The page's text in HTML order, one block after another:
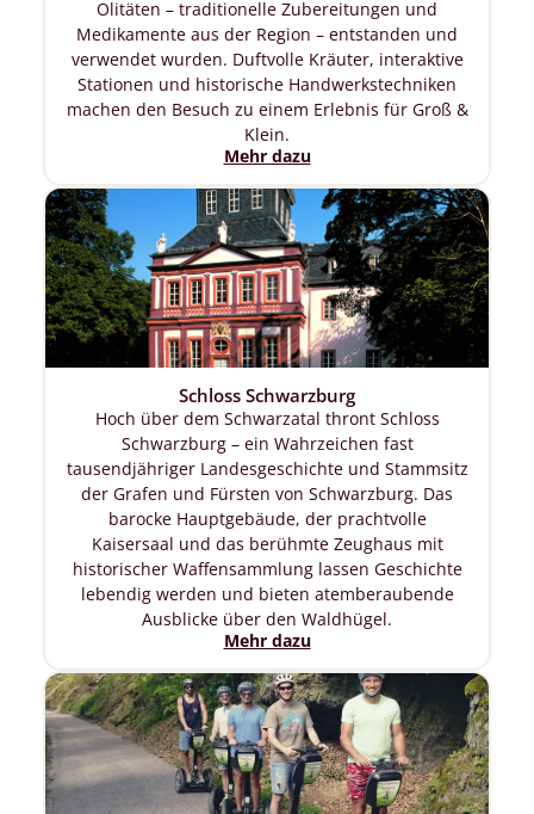
Olitäten – traditionelle Zubereitungen und
Medikamente aus der Region – entstanden und
verwendet wurden. Duftvolle Kräuter, interaktive
Stationen und historische Handwerkstechniken
machen den Besuch zu einem Erlebnis für Groß &
Klein.
Mehr dazu
Schloss Schwarzburg
Hoch über dem Schwarzatal thront Schloss
Schwarzburg – ein Wahrzeichen fast
tausendjähriger Landesgeschichte und Stammsitz
der Grafen und Fürsten von Schwarzburg. Das
barocke Hauptgebäude, der prachtvolle
Kaisersaal und das berühmte Zeughaus mit
historischer Waffensammlung lassen Geschichte
lebendig werden und bieten atemberaubende
Ausblicke über den Waldhügel.
Mehr dazu